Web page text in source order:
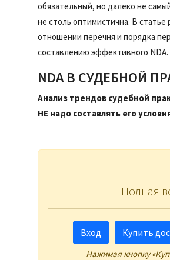
обязательный, но далеко не
не столь оптимистична. В
отношении перечня и порядка
составлению эффективного NDA.
NDA В СУДЕБНОЙ
Анализ трендов судебной
НЕ надо составлять его
Полная
Вход Купить
Нажимая кнопку